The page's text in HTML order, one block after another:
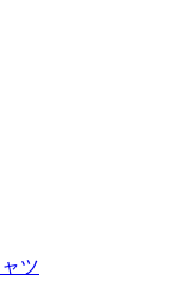
ツ